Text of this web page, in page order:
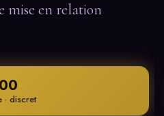
mise en relation
· discret